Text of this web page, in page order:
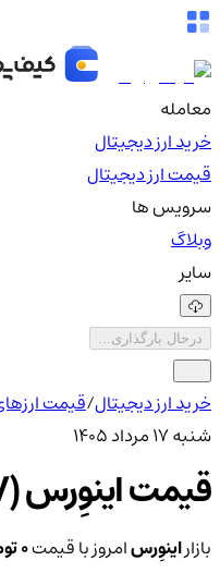
معامله
خرید ارز دیجیتال
قیمت ارز دیجیتال
سرویس ها
وبلاگ
سایر
درحال بارگذاری...
خرید ارز دیجیتال/قیمت
شنبه ۱۷ مرداد ۱۴۰۵
قیمت اینوِرس (INV)
بازاراینوِرسامروز با قیمت0 تومان